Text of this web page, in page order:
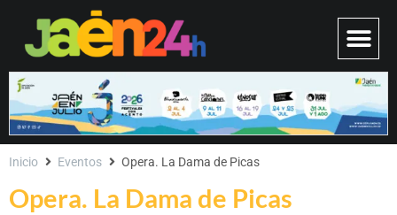
Opera. La Dama de Picas
Inicio Eventos Opera. La Dama de Picas